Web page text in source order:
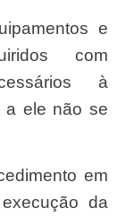
com
à
a ele não se
da